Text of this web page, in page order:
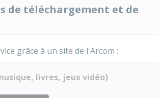
de téléchargement et de
grâce à un site de l'Arcom :
livres, jeux vidéo)